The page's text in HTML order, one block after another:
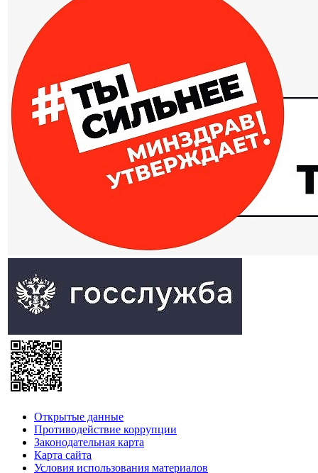
Открытые данные
Противодействие коррупции
Законодательная карта
Карта сайта
Условия использования материалов